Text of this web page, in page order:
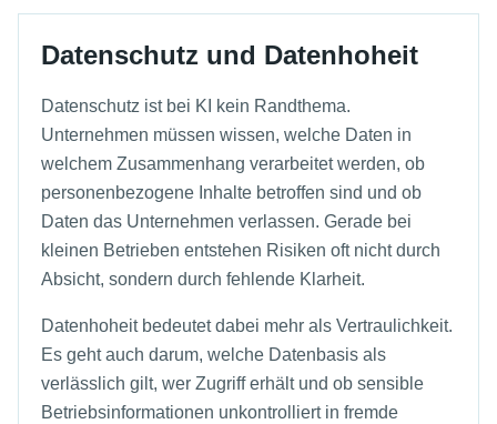
Datenschutz und Datenhoheit
Datenschutz ist bei KI kein Randthema.
Unternehmen müssen wissen, welche Daten in
welchem Zusammenhang verarbeitet werden, ob
personenbezogene Inhalte betroffen sind und ob
Daten das Unternehmen verlassen. Gerade bei
kleinen Betrieben entstehen Risiken oft nicht durch
Absicht, sondern durch fehlende Klarheit.
Datenhoheit bedeutet dabei mehr als Vertraulichkeit.
Es geht auch darum, welche Datenbasis als
verlässlich gilt, wer Zugriff erhält und ob sensible
Betriebsinformationen unkontrolliert in fremde